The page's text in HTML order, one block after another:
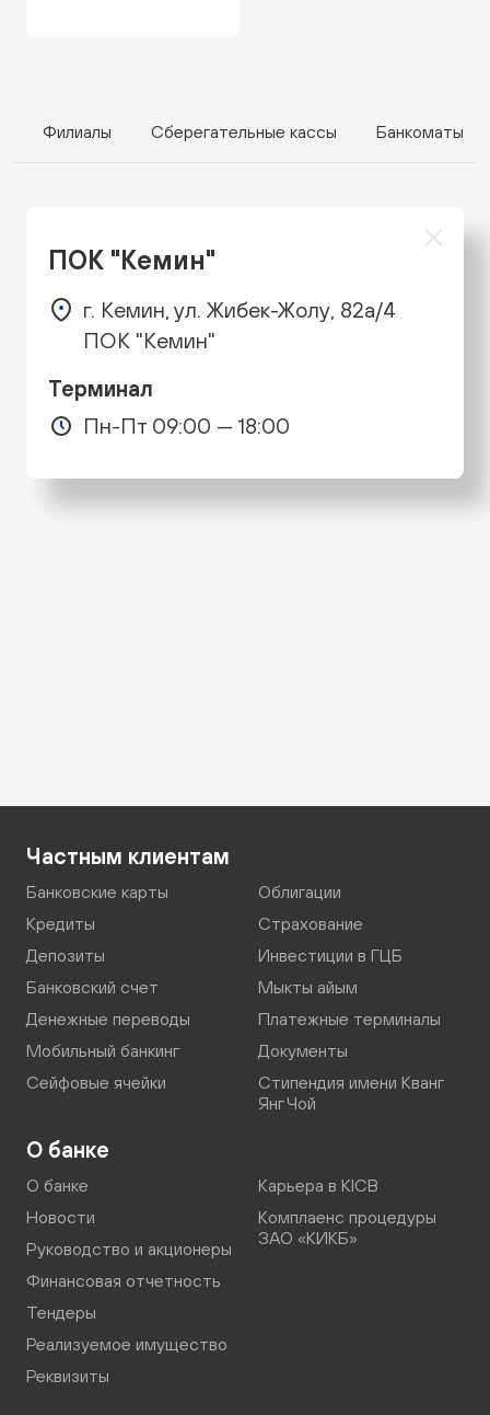
Филиалы Сберегательные кассы Банкоматы
ПОК "Кемин"
г. Кемин, ул. Жибек-Жолу, 82а/4
ПОК "Кемин"
Терминал
Пн-Пт 09:00 — 18:00
Частным клиентам
Банковские карты
Кредиты
Депозиты
Банковский счет
Денежные переводы
Мобильный банкинг
Сейфовые ячейки
Облигации
Страхование
Инвестиции в ГЦБ
Мыкты айым
Платежные терминалы
Документы
Стипендия имени Кванг
Янг Чой
О банке
О банке
Новости
Руководство и акционеры
Финансовая отчетность
Тендеры
Реализуемое имущество
Реквизиты
Карьера в KICB
Комплаенс процедуры
ЗАО «КИКБ»